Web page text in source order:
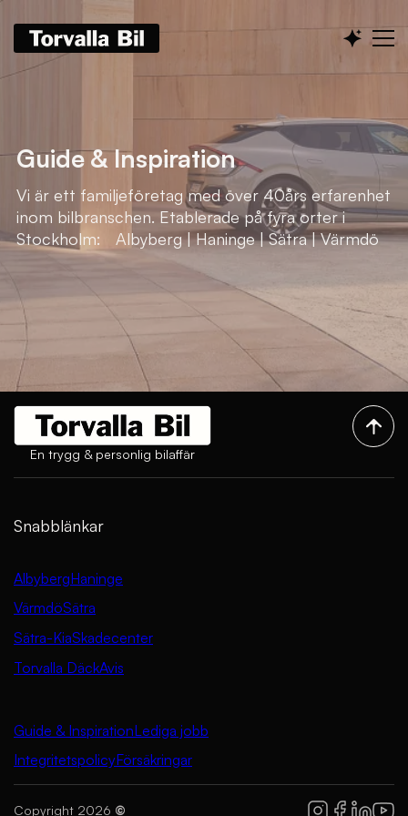
Guide & Inspiration
Vi är ett familjeföretag med över 40års erfarenhet
inom bilbranschen. Etablerade på fyra orter i
Stockholm: Albyberg | Haninge | Sätra | Värmdö
En trygg & personlig bilaffär
Snabblänkar
AlbybergHaninge
VärmdöSätra
Sätra-KiaSkadecenter
Torvalla DäckAvis
Guide & InspirationLediga jobb
IntegritetspolicyFörsäkringar
Copyright 2026 ©